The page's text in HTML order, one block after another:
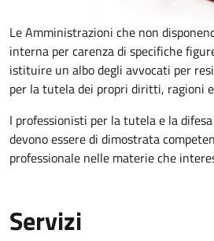
Le Amministrazioni che non
interna per carenza di specifiche
istituire un albo degli avvocati per
per la tutela dei propri diritti, ragioni
I professionisti per la tutela e la
devono essere di dimostrata
professionale nelle materie che
Servizi